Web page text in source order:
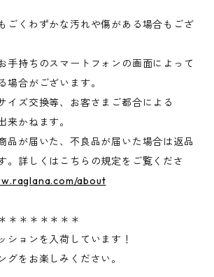
ごくわずかな汚れや傷がある場合もござ
手持ちのスマートフォンの画面によって
合がございます。
イズ交換等、お客さまご都合による
来かねます。
品が届いた、不良品が届いた場合は返品
。詳しくはこちらの規定をご覧くださ
about
＊＊＊＊＊＊＊
ションを入荷しています！
グをお楽しみください。